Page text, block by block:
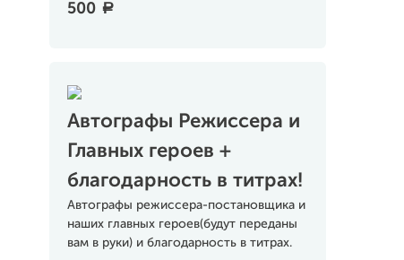
500 a
Автографы Режиссера и
Главных героев +
благодарность в титрах!
Автографы режиссера-постановщика и
наших главных героев(будут переданы
вам в руки) и благодарность в титрах.